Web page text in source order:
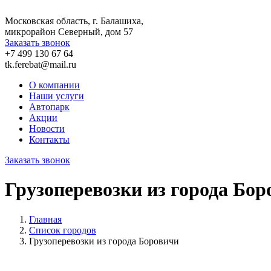
Московская область, г. Балашиха,
микрорайон Северный, дом 57
Заказать звонок
+7 499 130 67 64
tk.ferebat@mail.ru
О компании
Наши услуги
Автопарк
Акции
Новости
Контакты
Заказать звонок
Грузоперевозки из города
Главная
Список городов
Грузоперевозки из города Боровичи